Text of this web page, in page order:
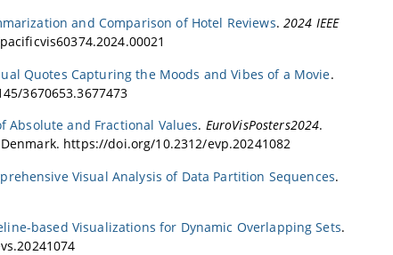
and Comparison of Hotel Reviews. 2024 IEEE
Quotes Capturing the Moods and Vibes of a Movie.
3670653.3677473
Absolute and Fractional Values. EuroVisPosters2024.
https://doi.org/10.2312/evp.20241082
Visual Analysis of Data Partition Sequences.
based Visualizations for Dynamic Overlapping Sets.